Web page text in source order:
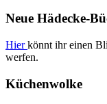
Neue Hädecke-
Hierkönnt ihr einen
werfen.
Küchenwolke